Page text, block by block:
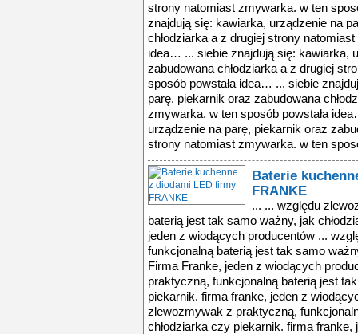
strony natomiast zmywarka. w ten
znajdują się: kawiarka, urządzenie na
chłodziarka a z drugiej strony
idea… ... siebie znajdują się: kawiarka,
zabudowana chłodziarka a z drugiej
sposób powstała idea… ... siebie
parę, piekarnik oraz zabudowana
zmywarka. w ten sposób powstała
urządzenie na parę, piekarnik oraz
strony natomiast zmywarka. w ten
Baterie
FRANKE
... ... względu
baterią jest tak samo ważny, jak
jeden z wiodących producentów ...
funkcjonalną baterią jest tak samo
Firma Franke, jeden z wiodących
praktyczną, funkcjonalną baterią jest
piekarnik. firma franke, jeden z
zlewozmywak z praktyczną,
chłodziarka czy piekarnik. firma